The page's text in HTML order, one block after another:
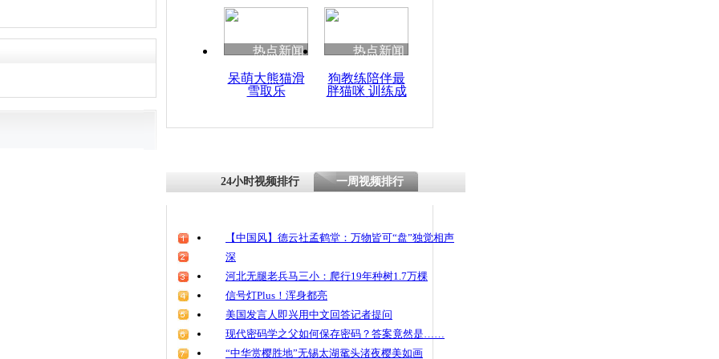
热点新闻
呆萌大熊猫滑
雪取乐
热点新闻
狗教练陪伴最
胖猫咪 训练成
24小时视频排行 一周视频排行
【中国风】德云社孟鹤堂：万物皆可“盘”独觉相声
深
河北无腿老兵马三小：爬行19年种树1.7万棵
信号灯Plus！浑身都亮
美国发言人即兴用中文回答记者提问
现代密码学之父如何保存密码？答案竟然是……
“中华赏樱胜地”无锡太湖鼋头渚夜樱美如画